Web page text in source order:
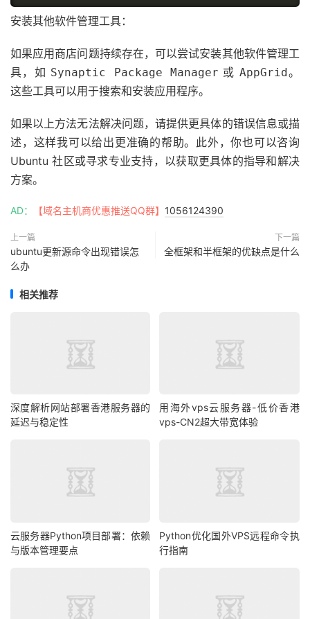
安装其他软件管理工具：
如果应用商店问题持续存在，可以尝试安装其他软件管理工
具，如 Synaptic Package Manager 或 AppGrid。
这些工具可以用于搜索和安装应用程序。
如果以上方法无法解决问题，请提供更具体的错误信息或描
述，这样我可以给出更准确的帮助。此外，你也可以咨询
Ubuntu 社区或寻求专业支持，以获取更具体的指导和解决
方案。
AD： 【域名主机商优惠推送QQ群】 1056124390
上一篇
ubuntu更新源命令出现错误怎
么办
下一篇
全框架和半框架的优缺点是什么
相关推荐
深度解析网站部署香港服务器的
延迟与稳定性
用海外vps云服务器-低价香港
vps-CN2超大带宽体验
云服务器Python项目部署：依赖
与版本管理要点
Python优化国外VPS远程命令执
行指南